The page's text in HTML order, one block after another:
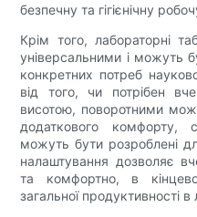
безпечну та гігієнічну
Крім того, лабораторні
універсальними і можуть
конкретних потреб
від того, чи потрібен
висотою, поворотними
додаткового комфорту,
можуть бути розроблені
налаштування дозволяє
та комфортно, в
загальної продуктивності в